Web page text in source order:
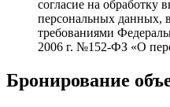
согласие на
персональных данных,
требованиями
2006 г. №152-ФЗ «О
Бронирование